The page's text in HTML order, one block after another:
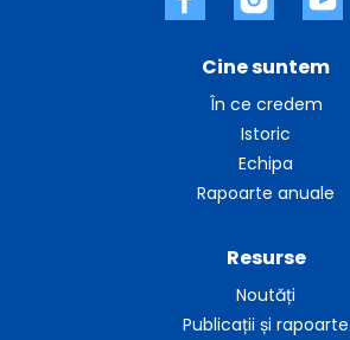
Cine suntem
În ce credem
Istoric
Echipa
Rapoarte anuale
Resurse
Noutăți
Publicații și rapoarte